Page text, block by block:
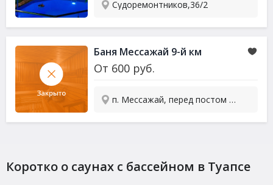
Судоремонтников,36/2
Баня Мессажай 9-й км
От 600 руб.
п. Мессажай, перед постом ГИБДД
Коротко о саунах с бассейном в Туапсе